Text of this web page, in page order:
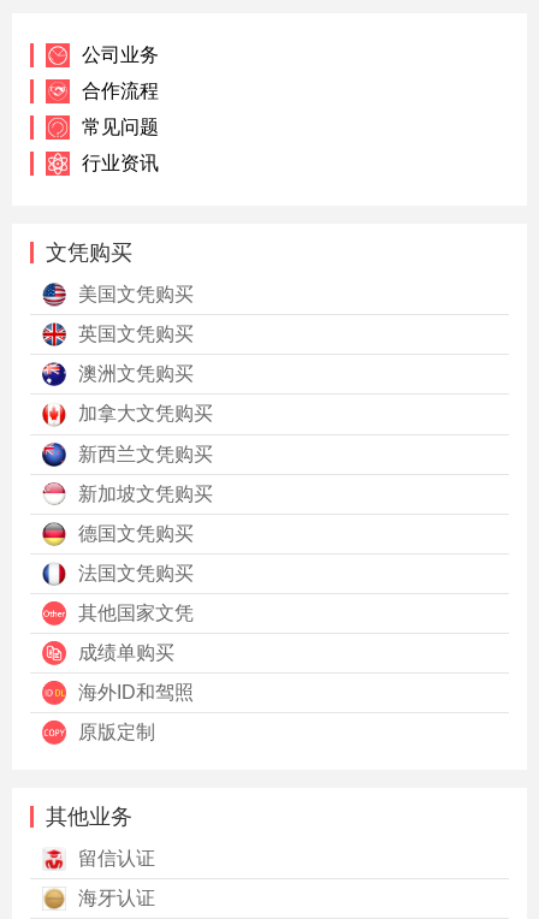
公司业务
合作流程
常见问题
行业资讯
文凭购买
美国文凭购买
英国文凭购买
澳洲文凭购买
加拿大文凭购买
新西兰文凭购买
新加坡文凭购买
德国文凭购买
法国文凭购买
其他国家文凭
成绩单购买
海外ID和驾照
原版定制
其他业务
留信认证
海牙认证